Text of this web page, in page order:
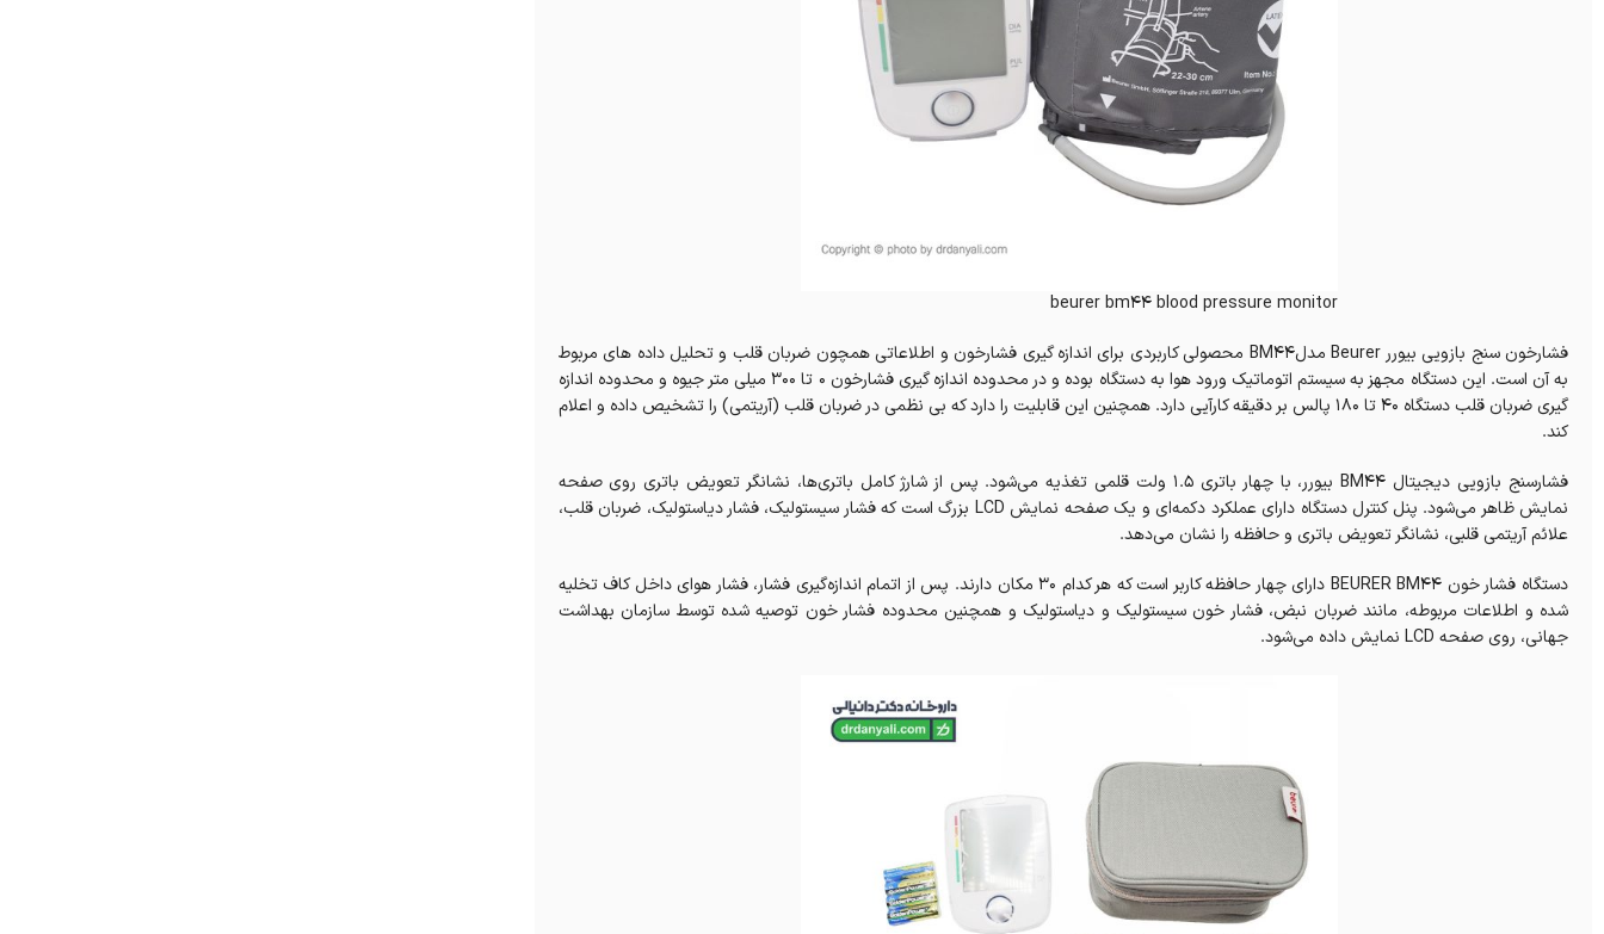
beurer bm44 blood pressure monitor
فشارخون سنج بازویی بیورر Beurer مدلBM44 محصولی کاربردی برای اندازه گیری فشارخون و اطلاعاتی همچون ضربان قلب و تحلیل داده های مربوط
به آن است. این دستگاه مجهز به سیستم اتوماتیک ورود هوا به دستگاه بوده و در محدوده اندازه گیری فشارخون 0 تا 300 میلی متر جیوه و محدوده اندازه
گیری ضربان قلب دستگاه 40 تا 180 پالس بر دقیقه کارآیی دارد. همچنین این قابلیت را دارد که بی نظمی در ضربان قلب (آریتمی) را تشخیص داده و اعلام
کند.
فشارسنج بازویی ديجيتال BM44 بیورر، با چهار باتری 1.5 ولت قلمی تغذیه می‌شود. پس از شارژ کامل باتری‌ها، نشانگر تعویض باتری روی صفحه
نمایش ظاهر می‌شود. پنل کنترل دستگاه دارای عملکرد دکمه‌ای و یک صفحه نمایش LCD بزرگ است که فشار سیستولیک، فشار دیاستولیک، ضربان قلب،
علائم آریتمی قلبی، نشانگر تعویض باتری و حافظه را نشان می‌دهد.
دستگاه فشار خون BEURER BM44 دارای چهار حافظه کاربر است که هر کدام 30 مکان دارند. پس از اتمام اندازه‌گیری فشار، فشار هوای داخل کاف تخلیه
شده و اطلاعات مربوطه، مانند ضربان نبض، فشار خون سیستولیک و دیاستولیک و همچنین محدوده فشار خون توصیه شده توسط سازمان بهداشت
جهانی، روی صفحه LCD نمایش داده می‌شود.